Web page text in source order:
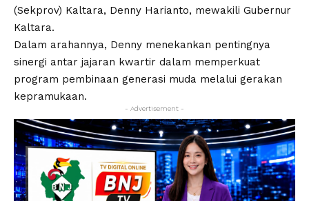
(Sekprov) Kaltara, Denny Harianto, mewakili Gubernur
Kaltara.
Dalam arahannya, Denny menekankan pentingnya
sinergi antar jajaran kwartir dalam memperkuat
program pembinaan generasi muda melalui gerakan
kepramukaan.
- Advertisement -